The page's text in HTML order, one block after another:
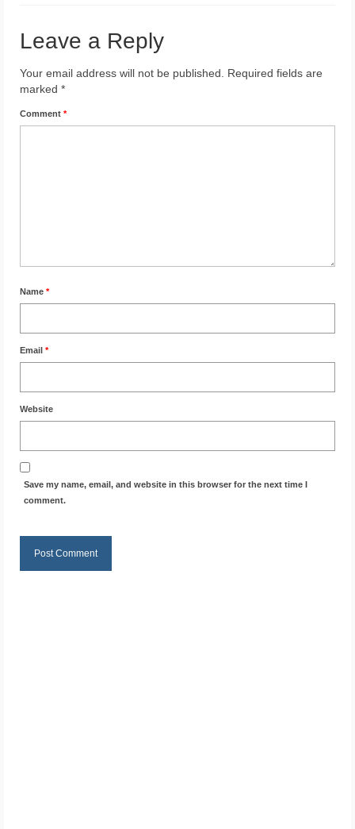
Latvija
Indonēzija
Leave a Reply
Your email address will not be published.
Required fields are
marked *
Comment *
Name *
Email *
Website
Save my name, email, and website in this browser for the next time I
comment.